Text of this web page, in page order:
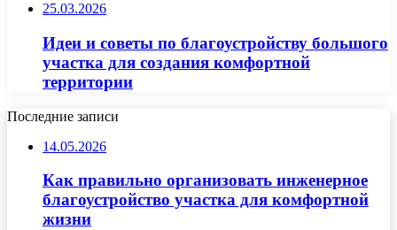
25.03.2026
Идеи и советы по благоустройству большого
участка для создания комфортной
территории
Последние записи
14.05.2026
Как правильно организовать инженерное
благоустройство участка для комфортной
жизни